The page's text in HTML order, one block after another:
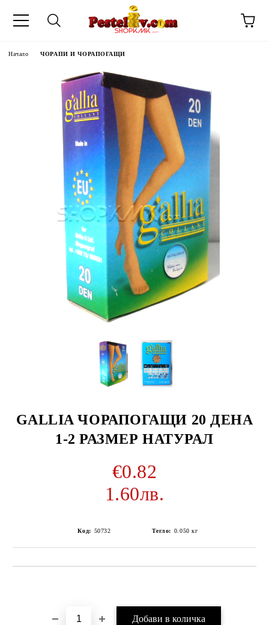
Начало ЧОРАПИ И ЧОРАПОГАЩИ
GALLIA ЧОРАПОГАЩИ 20 ДЕНА
1-2 РАЗМЕР НАТУРАЛ
€0.82
1.60лв.
Код: 50732 Тегло: 0.050 кг